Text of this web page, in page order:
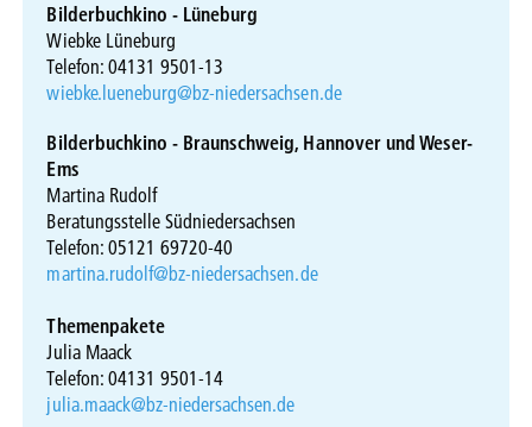
Bilderbuchkino - Lüneburg
Wiebke Lüneburg
Telefon: 04131 9501-13
wiebke.lueneburg@bz-niedersachsen.de
Bilderbuchkino - Braunschweig, Hannover und Weser-
Ems
Martina Rudolf
Beratungsstelle Südniedersachsen
Telefon: 05121 69720-40
martina.rudolf@bz-niedersachsen.de
Themenpakete
Julia Maack
Telefon: 04131 9501-14
julia.maack@bz-niedersachsen.de